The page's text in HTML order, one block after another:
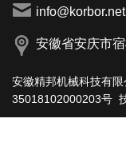
安徽省安庆市
安徽精邦机械科技有限
35018102000203号